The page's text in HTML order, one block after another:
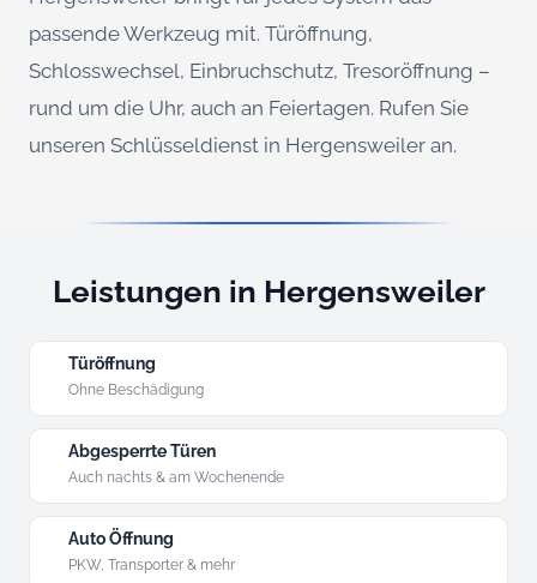
passende Werkzeug mit. Türöffnung,
Schlosswechsel, Einbruchschutz, Tresoröffnung –
rund um die Uhr, auch an Feiertagen. Rufen Sie
unseren Schlüsseldienst in Hergensweiler an.
Leistungen in Hergensweiler
Türöffnung
Ohne Beschädigung
Abgesperrte Türen
Auch nachts & am Wochenende
Auto Öffnung
PKW, Transporter & mehr